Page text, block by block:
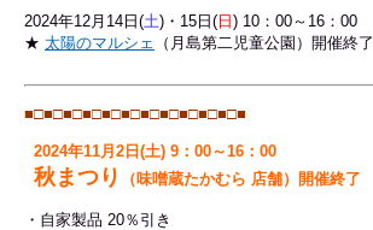
2024年12 月14日(土)・15日( 日 ) 10：00～16：00
★ 太陽のマルシェ （月島第二児童公園）開催終了
■□■□■□■□■□■□■□■□■□■□■□■
2024年11月2日(土) 9：00～16：00
秋まつり （味噌蔵たかむら 店舗）開催終了
・自家製品 20％引き